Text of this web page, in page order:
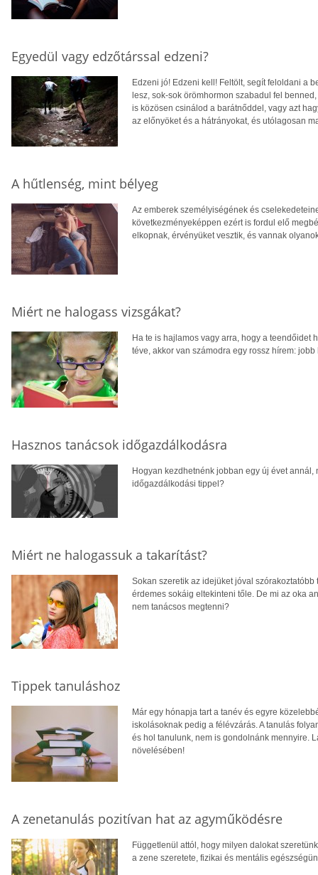
Egyedül vagy edzőtárssal edzeni?
Edzeni jó! Edzeni kell! Feltölt, segít feloldani a
lesz, sok-sok örömhormon szabadul fel
is közösen csinálod a barátnőddel, vagy azt
az előnyöket és a hátrányokat, és utólagosan
A hűtlenség, mint bélyeg
Az emberek személyiségének és
következményeképpen ezért is fordul elő
elkopnak, érvényüket vesztik, és vannak
Miért ne halogass vizsgákat?
Ha te is hajlamos vagy arra, hogy a teendőidet
téve, akkor van számodra egy rossz hírem:
Hasznos tanácsok időgazdálkodásra
Hogyan kezdhetnénk jobban egy új évet
időgazdálkodási tippel?
Miért ne halogassuk a takarítást?
Sokan szeretik az idejüket jóval
érdemes sokáig eltekinteni tőle. De mi az oka
nem tanácsos megtenni?
Tippek tanuláshoz
Már egy hónapja tart a tanév és egyre
iskolásoknak pedig a félévzárás. A tanulás
és hol tanulunk, nem is gondolnánk mennyire.
növelésében!
A zenetanulás pozitívan hat az agyműködésre
Függetlenül attól, hogy milyen dalokat
a zene szeretete, fizikai és mentális